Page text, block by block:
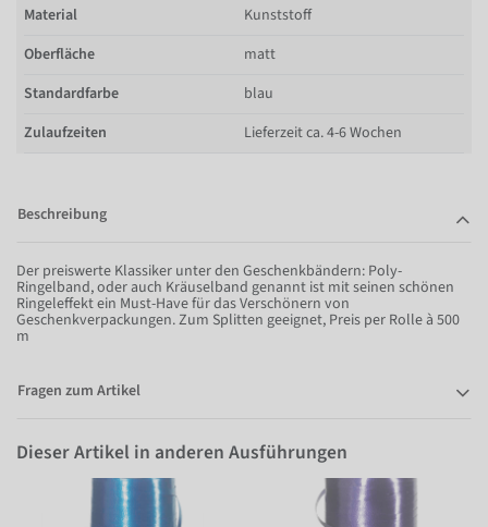
Material
Kunststoff
Oberfläche
matt
Standardfarbe
blau
Zulaufzeiten
Lieferzeit ca. 4-6 Wochen
Beschreibung
Der preiswerte Klassiker unter den Geschenkbändern: Poly-
Ringelband, oder auch Kräuselband genannt ist mit seinen schönen
Ringeleffekt ein Must-Have für das Verschönern von
Geschenkverpackungen. Zum Splitten geeignet, Preis per Rolle à 500
m
Fragen zum Artikel
Dieser Artikel in anderen Ausführungen